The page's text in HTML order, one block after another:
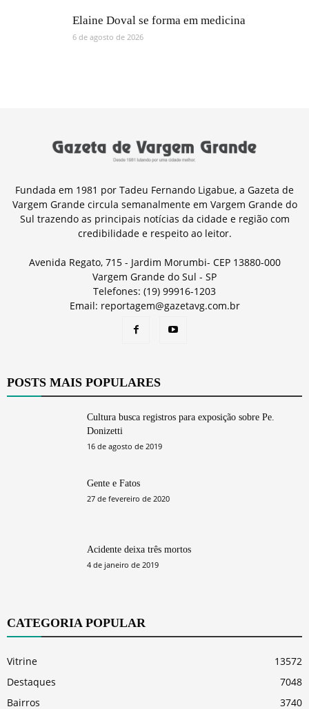
Elaine Doval se forma em medicina
6 de agosto de 2026
Fundada em 1981 por Tadeu Fernando Ligabue, a Gazeta de
Vargem Grande circula semanalmente em Vargem Grande do
Sul trazendo as principais notícias da cidade e região com
credibilidade e respeito ao leitor.
Avenida Regato, 715 - Jardim Morumbi- CEP 13880-000
Vargem Grande do Sul - SP
Telefones: (19) 99916-1203
Email: reportagem@gazetavg.com.br
POSTS MAIS POPULARES
Cultura busca registros para exposição sobre Pe.
Donizetti
16 de agosto de 2019
Gente e Fatos
27 de fevereiro de 2020
Acidente deixa três mortos
4 de janeiro de 2019
CATEGORIA POPULAR
Vitrine
13572
Destaques
7048
Bairros
3740